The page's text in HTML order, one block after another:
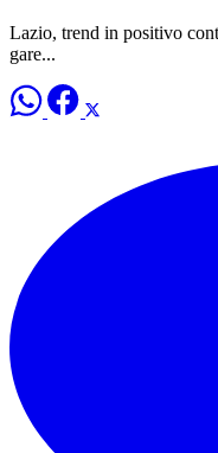
Lazio, trend in positivo
gare...